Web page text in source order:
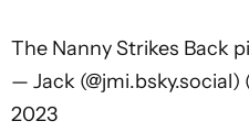
The Nanny Strikes Back
— Jack (@jmi.bsky.social)
2023